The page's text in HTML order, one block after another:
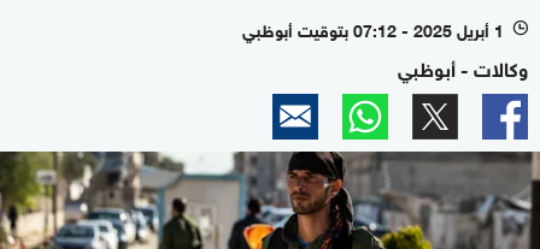
l 1 أبريل 2025 - 07:12 بتوقيت أبوظبي
وكالات - أبوظبي